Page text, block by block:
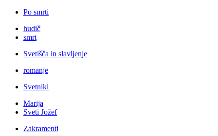
Po smrti
hudič
smrt
Svetišča in slavljenje
romanje
Svetniki
Marija
Sveti Jožef
Zakramenti